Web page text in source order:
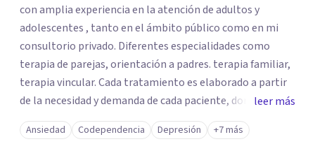
con amplia experiencia en la atención de adultos y
adolescentes , tanto en el ámbito público como en mi
consultorio privado. Diferentes especialidades como
terapia de parejas, orientación a padres. terapia familiar,
terapia vincular. Cada tratamiento es elaborado a partir
de la necesidad y demanda de cada paciente, donde
ambos vamos ejercer un papel activo en la orientación de
la terapia. Para ello utilizo recursos técnicos amplios y
leer más
Ansiedad Codependencia Depresión +7 más